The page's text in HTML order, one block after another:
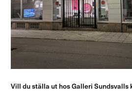
Vill du ställa ut hos Galleri Sundsvalls